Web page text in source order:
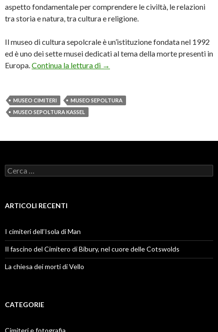
aspetto fondamentale per comprendere le civiltà, le relazioni
tra storia e natura, tra cultura e religione.
Il museo di cultura sepolcrale è un’istituzione fondata nel 1992
ed è uno dei sette musei dedicati al tema della morte presenti in
Europa. Continua la lettura di A Kassel il museo dedicato ai
→
MUSEO CIMITERI
MUSEO SEPOLTURA
MUSEO SEPOLTURA KASSEL
Ricerca
per:
ARTICOLI RECENTI
I cimiteri dell’Isola di Man
Il fascino del Cimitero di Bibury, nel cuore delle Cotswolds
La chiesa dei morti di Vello
CATEGORIE
Cimiteri e fotografia